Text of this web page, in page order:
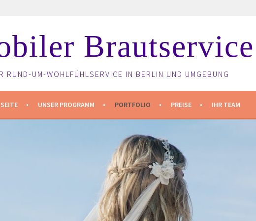
Brautservice
RUND-UM-WOHLFÜHLSERVICE IN BERLIN UND UMGEBUNG
UNSER PROGRAMM PORTFOLIO PREISE IHR TEAM